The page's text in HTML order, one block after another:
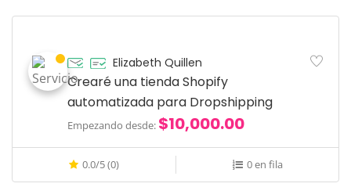
Elizabeth Quillen
Crearé una tienda Shopify
automatizada para Dropshipping
Empezando desde: $10,000.00
0.0/5 (0) 0 en fila